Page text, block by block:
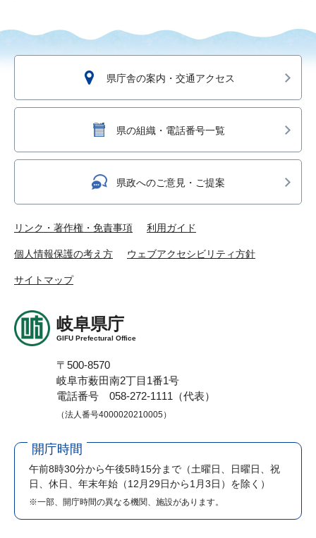
県庁舎の案内・交通アクセス
県の組織・電話番号一覧
県政へのご意見・ご提案
リンク・著作権・免責事項 利用ガイド
個人情報保護の考え方 ウェブアクセシビリティ方針
サイトマップ
岐阜県庁
GIFU Prefectural Office
〒500-8570
岐阜市薮田南2丁目1番1号
電話番号 058-272-1111（代表）
（法人番号4000020210005）
開庁時間
午前8時30分から午後5時15分まで （土曜日、日曜日、祝
日、休日、年末年始（12月29日から1月3日）を除く）
※一部、開庁時間の異なる機関、施設があります。